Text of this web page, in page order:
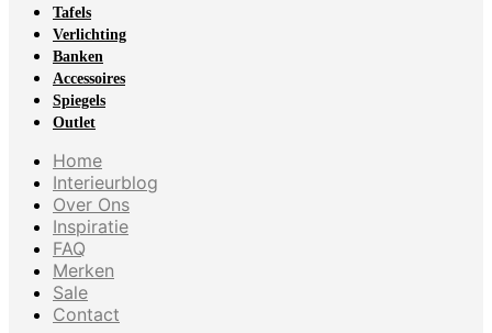
Tafels
Verlichting
Banken
Accessoires
Spiegels
Outlet
Home
Interieurblog
Over Ons
Inspiratie
FAQ
Merken
Sale
Contact